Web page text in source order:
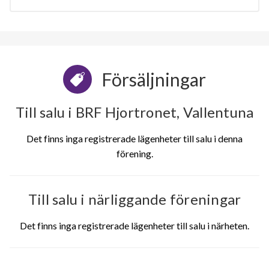
Försäljningar
Till salu i BRF Hjortronet, Vallentuna
Det finns inga registrerade lägenheter till salu i denna
förening.
Till salu i närliggande föreningar
Det finns inga registrerade lägenheter till salu i närheten.